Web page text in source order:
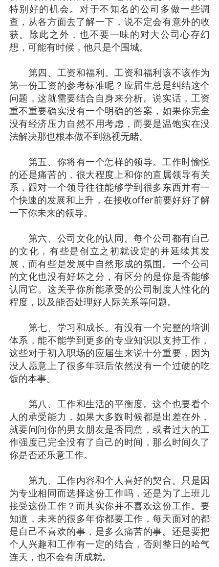
特别好的机会。对于不知名的公司多做一些调
查，从各方面去了解一下，说不定会有意外的收
获。除此之外，也不要一味的对大公司心存幻
想，可能有时候，他只是个围城。
第四、工资和福利。工资和福利该不该作为
第一份工资的参考标准呢？应届生总是纠结这个
问题，这就需要结合自身来分析。说实话，工资
重不重要确实没有一个明确的答案，如果你完全
没有经济压力自然不用考虑，而要是温饱实在没
法解决那也根本做不到熟视无睹。
第五、你将有一个怎样的领导。工作时愉悦
的还是痛苦的，很大程度上和你的直属领导有关
系，跟对一个领导往往能够学到很多东西并有一
个快速的发展和上升，在接收offer前要好好了解
一下你未来的领导。
第六、公司文化的认同。每个公司都有自己
的文化，有些是创立之初就设定的并延续其发
展，而有些是发展中自然形成的氛围。一个公司
的文化也没有好坏之分，有区分的是你是否能够
认同它。这关乎你所能承受的公司制度人性化的
程度，以及能否处理好人际关系等问题。
第七、学习和成长。有没有一个完整的培训
体系，能不能学到更多的专业知识以支持工作，
这些对于初入职场的应届生来说十分重要，因为
没人愿意上了很多年班后依然没有一个过硬的吃
饭的本事。
第八、工作和生活的平衡度。这个也要看个
人的承受能力，如果大多数时候都是出差在外，
就要问问你的男女朋友是否同意，或者过大的工
作强度已完全没有了自己的时间，那么时间久了
你是否还乐意工作。
第九、工作内容和个人喜好的契合。只是因
为专业相同而选择这份工作吗，还是为了上班儿
接受这份工作？而其实你并不喜欢这份工作。要
知道，未来的很多年你都要工作，每天面对的都
是自己不喜欢的事，是多么痛苦的事。还是要把
个人兴趣和工作有一定的结合，否则整日的哈气
连天，也不会有所成就。